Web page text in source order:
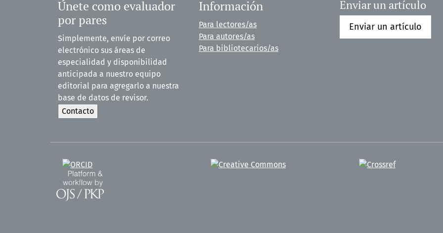
Únete como evaluador
por pares
Simplemente, envíe por correo
electrónico sus áreas de
especialidad y disponibilidad
anticipada a nuestro equipo
editorial para agregarlo a nuestra
base de datos de revisor.
Información
Para lectores/as
Para autores/as
Para bibliotecarios/as
Enviar un artículo
Enviar un artículo